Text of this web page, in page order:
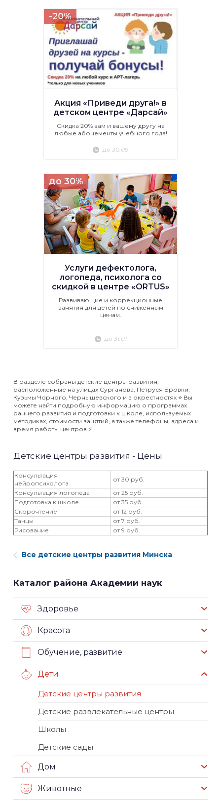
-20%
Акция «Приведи друга!» в
детском центре «Дарсай»
Скидка 20% вам и вашему другу на
любые абонементы учебного года!
до 30.09
до 30%
Услуги дефектолога,
логопеда, психолога со
скидкой в центре «ORTUS»
Развивающие и коррекционные
занятия для детей по сниженным
ценам.
до 31.01
В разделе собраны детские центры развития,
расположенные на улицах Сурганова, Петруся Бровки,
Кузьмы Чорного, Чернышевского и в окрестностях ⭐️ Вы
можете найти подробную информацию о программах
раннего развития и подготовки к школе, используемых
методиках, стоимости занятий, а также телефоны, адреса и
время работы центров ⚡️
Детские центры развития - Цены
Консультация
нейропсихолога
от 30 руб.
Консультация логопеда
от 25 руб.
Подготовка к школе
от 35 руб.
Скорочтение
от 12 руб.
Танцы
от 7 руб.
Рисование
от 9 руб.
Все детские центры развития Минска
Каталог района Академии наук
Здоровье
Красота
Обучение, развитие
Дети
Детские центры развития
Детские развлекательные центры
Школы
Детские сады
Дом
Животные